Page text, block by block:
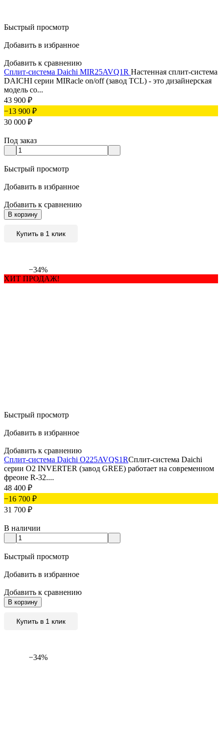
Быстрый просмотр
Добавить в избранное
Добавить к сравнению
Сплит-система Daichi MIR25AVQ1R Настенная сплит-система
DAICHI серии MIRacle on/off (завод TCL) - это дизайнерская
модель со...
43 900 ₽
−13 900 ₽
30 000 ₽
Под заказ
Быстрый просмотр
Добавить в избранное
Добавить к сравнению
В корзину
Купить в 1 клик
−34%
ХИТ ПРОДАЖ!
Быстрый просмотр
Добавить в избранное
Добавить к сравнению
Сплит-система Daichi O225AVQS1RСплит-система Daichi
серии О2 INVERTER (завод GREE) работает на современном
фреоне R-32....
48 400 ₽
−16 700 ₽
31 700 ₽
В наличии
Быстрый просмотр
Добавить в избранное
Добавить к сравнению
В корзину
Купить в 1 клик
−34%